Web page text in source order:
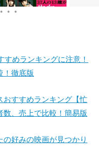
● ● ●
すめランキングに注意！
！徹底版
おすすめランキング【忙
数、売上で比較！簡易版
好みの映画が見つかり